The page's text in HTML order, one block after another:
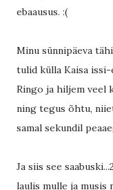
ebaausus. :(
Minu sünnipäeva
tulid külla Kaisa
Ringo ja hiljem veel
ning tegus õhtu,
samal sekundil
Ja siis see
laulis mulle ja musis